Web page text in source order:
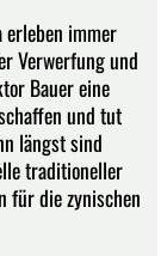
erleben immer
Verwerfung und
Bauer eine
und tut
längst sind
traditioneller
für die zynischen